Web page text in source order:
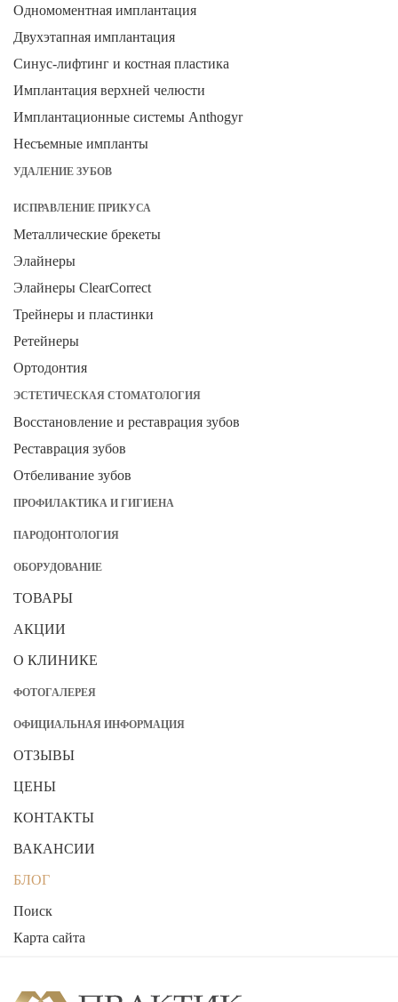
Одномоментная имплантация
Двухэтапная имплантация
Синус-лифтинг и костная пластика
Имплантация верхней челюсти
Имплантационные системы Anthogyr
Несъемные импланты
УДАЛЕНИЕ ЗУБОВ
ИСПРАВЛЕНИЕ ПРИКУСА
Металлические брекеты
Элайнеры
Элайнеры ClearCorrect
Трейнеры и пластинки
Ретейнеры
Ортодонтия
ЭСТЕТИЧЕСКАЯ СТОМАТОЛОГИЯ
Восстановление и реставрация зубов
Реставрация зубов
Отбеливание зубов
ПРОФИЛАКТИКА И ГИГИЕНА
ПАРОДОНТОЛОГИЯ
ОБОРУДОВАНИЕ
ТОВАРЫ
АКЦИИ
О КЛИНИКЕ
ФОТОГАЛЕРЕЯ
ОФИЦИАЛЬНАЯ ИНФОРМАЦИЯ
ОТЗЫВЫ
ЦЕНЫ
КОНТАКТЫ
ВАКАНСИИ
БЛОГ
Поиск
Карта сайта